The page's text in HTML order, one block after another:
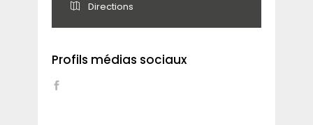
Directions
Profils médias sociaux